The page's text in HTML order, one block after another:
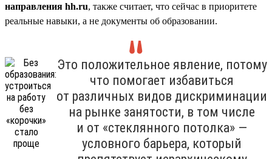
направления hh.ru, также считает, что сейчас в приоритете
реальные навыки, а не документы об образовании.
Это положительное явление, потому
что помогает избавиться
от различных видов дискриминации
на рынке занятости, в том числе
и от «стеклянного потолка» —
условного барьера, который